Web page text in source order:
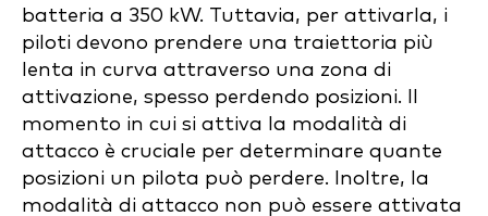
batteria a 350 kW. Tuttavia, per attivarla, i
piloti devono prendere una traiettoria più
lenta in curva attraverso una zona di
attivazione, spesso perdendo posizioni. Il
momento in cui si attiva la modalità di
attacco è cruciale per determinare quante
posizioni un pilota può perdere. Inoltre, la
modalità di attacco non può essere attivata